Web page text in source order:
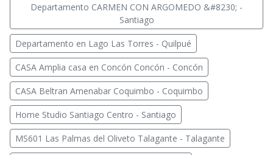
Departamento CARMEN CON ARGOMEDO &#8230; -
Santiago
Departamento en Lago Las Torres - Quilpué
CASA Amplia casa en Concón Concón - Concón
CASA Beltran Amenabar Coquimbo - Coquimbo
Home Studio Santiago Centro - Santiago
MS601 Las Palmas del Oliveto Talagante - Talagante